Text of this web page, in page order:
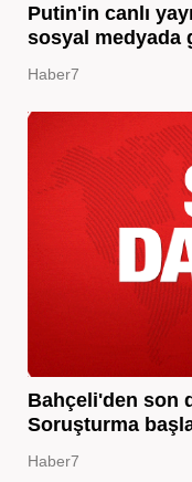
Putin'in canlı
sosyal medyada
Haber7
Bahçeli'den son
Soruşturma
Haber7